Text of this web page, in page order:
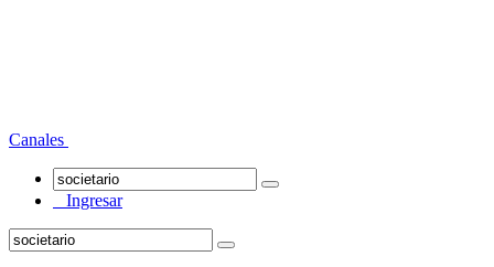
Canales
Ingresar